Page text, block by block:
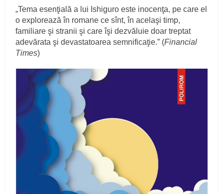
„Tema esenţială a lui Ishiguro este inocenţa, pe care el
o explorează în romane ce sînt, în acelaşi timp,
familiare şi stranii şi care îşi dezvăluie doar treptat
adevărata şi devastatoarea semnificaţie.” (Financial
Times)